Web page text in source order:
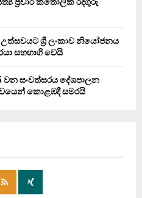
ප්‍රචාර කතෝලික රදගුරු
උත්සවයට ශ්‍රී ලංකාව නියෝජනය
සහභාගි වෙයි
සංවත්සරය දේශපාලන
කොළඹදී සමරයි